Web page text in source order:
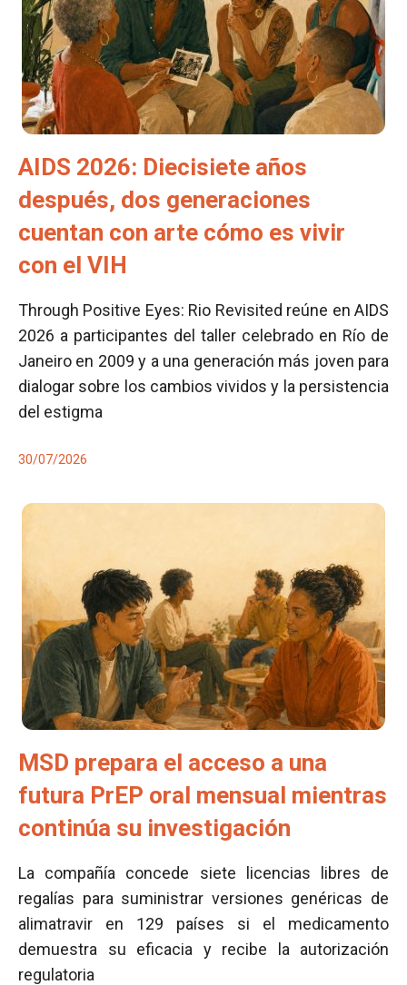
AIDS 2026: Diecisiete años
después, dos generaciones
cuentan con arte cómo es vivir
con el VIH
Through Positive Eyes: Rio Revisited reúne en AIDS
2026 a participantes del taller celebrado en Río de
Janeiro en 2009 y a una generación más joven para
dialogar sobre los cambios vividos y la persistencia
del estigma
30/07/2026
MSD prepara el acceso a una
futura PrEP oral mensual mientras
continúa su investigación
La compañía concede siete licencias libres de
regalías para suministrar versiones genéricas de
alimatravir en 129 países si el medicamento
demuestra su eficacia y recibe la autorización
regulatoria